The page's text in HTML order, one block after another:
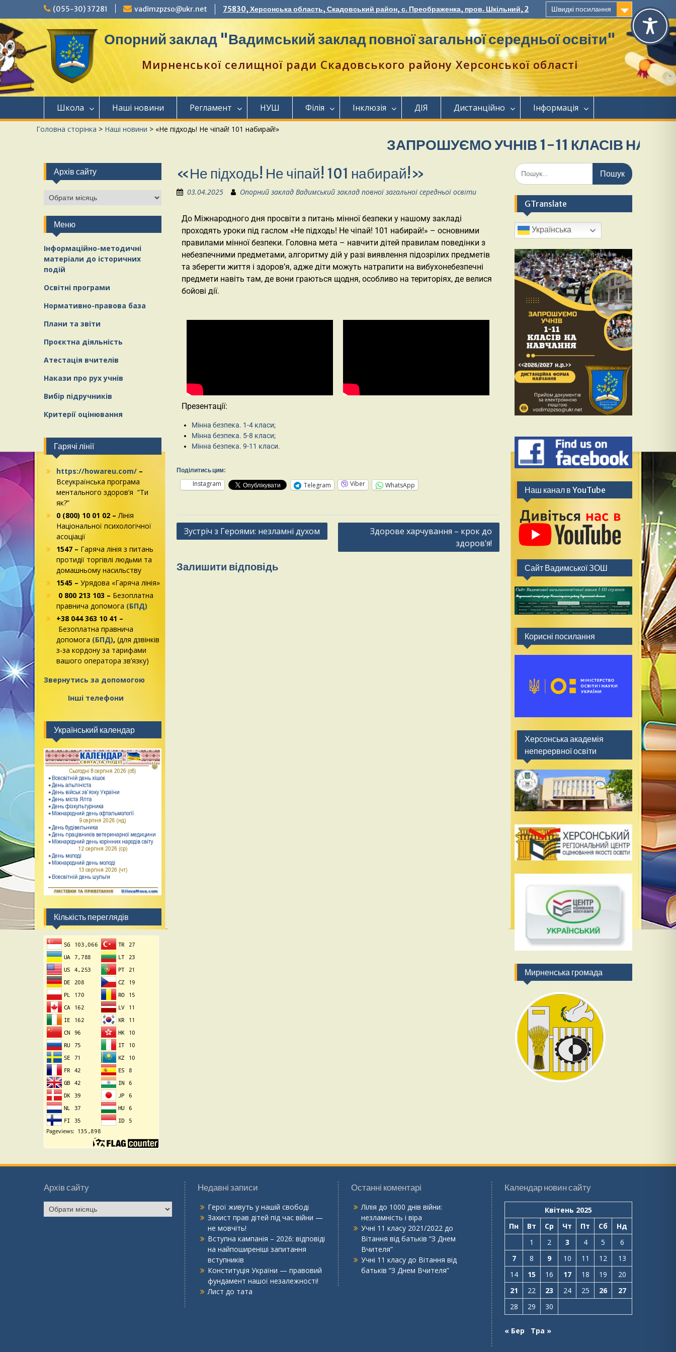
(055-30) 37281 vadimzpzso@ukr.net 75830, Херсонська область, Скадовський район, с. Преображенка, пров. Шкільний, 2 Швидкі посилання
Опорний заклад "Вадимський заклад повної загальної середньої освіти"
Мирненської селищної ради Скадовського району Херсонської області
Школа Наші новини Регламент НУШ Філія Інклюзія ДІЯ Дистанційно Інформація
Головна сторінка > Наші новини > «Не підходь! Не чіпай! 101 набирай!»
ЗАПРОШУЄМО УЧНІВ 1-11 КЛАСІВ НА
«Не підходь! Не чіпай! 101 набирай!»
03.04.2025 Опорний заклад Вадимський заклад повної загальної середньої освіти
До Міжнародного дня просвіти з питань мінної безпеки у нашому закладі
проходять уроки під гаслом «Не підходь! Не чіпай! 101 набирай!» – основними
правилами мінної безпеки. Головна мета – навчити дітей правилам поведінки з
небезпечними предметами, алгоритму дій у разі виявлення підозрілих предметів
та зберегти життя і здоров’я, адже діти можуть натрапити на вибухонебезпечні
предмети навіть там, де вони граються щодня, особливо на територіях, де велися
бойові дії.
Презентації:
Мінна безпека. 1-4 класи;
Мінна безпека. 5-8 класи;
Мінна безпека. 9-11 класи.
Поділитись цим:
Instagram Telegram Viber WhatsApp
Зустріч з Героями: незламні духом
Здорове харчування – крок до
здоров’я!
Залишити відповідь
GTranslate
Українська
Наш канал в YouTube
Сайт Вадимської ЗОШ
Корисні посилання
Херсонська академія
неперервної освіти
Мирненська громада
Архів сайту
Меню
Інформаційно-методичні
матеріали до історичних
подій
Освітні програми
Нормативно-правова база
Плани та звіти
Проєктна діяльність
Атестація вчителів
Накази про рух учнів
Вибір підручників
Критерії оцінювання
Гарячі лінії
https://howareu.com/ –
Всеукраїнська програма
ментального здоров’я “Ти
як?”
0 (800) 10 01 02 –Лінія
Національної психологічної
асоціації
1547 – Гаряча лінія з питань
протидії торгівлі людьми та
домашньому насильству
1545 – Урядова «Гаряча лінія»
0 800 213 103 – Безоплатна
правнича допомога (БПД)
+38 044 363 10 41 –
Безоплатна правнича
допомога (БПД), (для дзвінків
з-за кордону за тарифами
вашого оператора зв’язку)
Звернутись за допомогою
Інші телефони
Український календар
Кількість переглядів
Архів сайту Недавні записи
Герої живуть у нашій свободі
Захист прав дітей під час війни —
не мовчіть!
Вступна кампанія – 2026: відповіді
на найпоширеніші запитання
вступників
Конституція України — правовий
фундамент нашої незалежності!
Лист до тата
Останні коментарі
Лілія до 1000 днів війни:
незламність і віра
Учні 11 класу 2021/2022 до
Вітання від батьків “З Днем
Вчителя”
Учні 11 класу до Вітання від
батьків “З Днем Вчителя”
Календар новин сайту
Квітень 2025
Пн
Вт Ср Чт Пт Сб
Нд
1
2 3 4 5
6
7
8 9 10 11 12
13
14
15 16 17 18 19
20
21
22 23 24 25 26
27
28
29 30
« Бер Тра »